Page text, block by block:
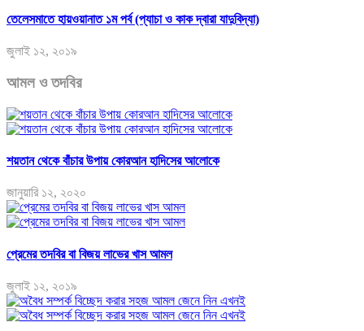
তেলেসমাতে হায়ওয়ানাত ১ম পর্ব (প্যাচা ও কাক দ্বারা যাদুবিদ্যা)
জুলাই ১২, ২০১৯
আমল ও তদবির
শয়তান থেকে বাঁচার উপায় কোরআন হাদিসের আলোকে
জানুয়ারি ১২, ২০২০
প্রেমের তদবির বা বিজয় লাভের খাস আমল
জুলাই ১২, ২০১৯